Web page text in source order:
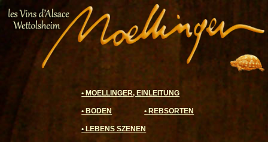
• MOELLINGER, EINLEITUNG
• BODEN • REBSORTEN
• LEBENS SZENEN